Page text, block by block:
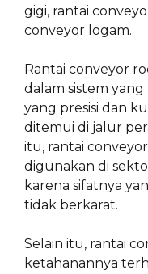
gigi, rantai
conveyor logam.
Rantai conveyor
dalam sistem
yang presisi dan
ditemui di jalur
itu, rantai
digunakan di
karena sifatnya
tidak berkarat.
Selain itu, rantai
ketahanannya